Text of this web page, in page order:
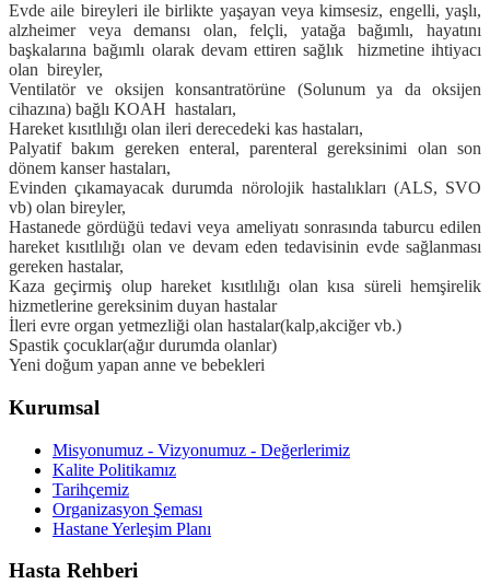
Evde aile bireyleri ile birlikte yaşayan veya kimsesiz, engelli, yaşlı,
alzheimer veya demansı olan, felçli, yatağa bağımlı, hayatını
başkalarına bağımlı olarak devam ettirensağlık hizmetine ihtiyacı
olan bireyler,
Ventilatör ve oksijen konsantratörüne (Solunum ya da oksijen
cihazına) bağlı KOAH hastaları,
Hareket kısıtlılığı olan ileri derecedeki kas hastaları,
Palyatif bakım gereken enteral, parenteral gereksinimi olan son
dönem kanser hastaları,
Evinden çıkamayacak durumda nörolojik hastalıkları (ALS, SVO
vb) olan bireyler,
Hastanede gördüğü tedavi veya ameliyatı sonrasında taburcu edilen
hareket kısıtlılığı olan ve devam eden tedavisinin evde sağlanması
gereken hastalar,
Kaza geçirmiş olup hareket kısıtlılığı olan kısa süreli hemşirelik
hizmetlerine gereksinim duyan hastalar
İleri evre organ yetmezliği olan hastalar(kalp,akciğer vb.)
Spastik çocuklar(ağır durumda olanlar)
Yeni doğum yapan anne ve bebekleri
Kurumsal
Misyonumuz - Vizyonumuz - Değerlerimiz
Kalite Politikamız
Tarihçemiz
Organizasyon Şeması
Hastane Yerleşim Planı
Hasta Rehberi